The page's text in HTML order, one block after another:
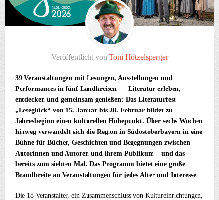
Veröffentlicht von Toni Hötzelsperger
39 Veranstaltungen mit Lesungen, Ausstellungen und
Performances in fünf Landkreisen – Literatur erleben,
entdecken und gemeinsam genießen: Das Literaturfest
„Leseglück“ von 15. Januar bis 28. Februar bildet zu
Jahresbeginn einen kulturellen Höhepunkt. Über sechs Wochen
hinweg verwandelt sich die Region in Südostoberbayern in eine
Bühne für Bücher, Geschichten und Begegnungen zwischen
Autorinnen und Autoren und ihrem Publikum – und das
bereits zum siebten Mal. Das Programm bietet eine große
Brandbreite an Veranstaltungen für jedes Alter und Interesse.
Die 18 Veranstalter, ein Zusammenschluss von Kultureinrichtungen,